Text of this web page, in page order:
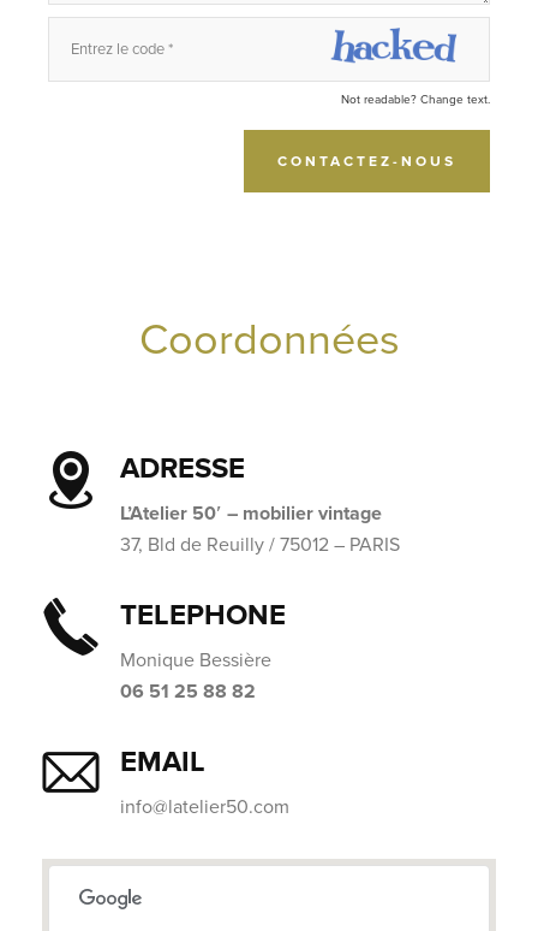
Not readable? Change text.
CONTACTEZ-NOUS
Coordonnées
ADRESSE
L’Atelier 50′ – mobilier vintage
37, Bld de Reuilly / 75012 – PARIS
TELEPHONE
Monique Bessière
06 51 25 88 82
EMAIL
info@latelier50.com